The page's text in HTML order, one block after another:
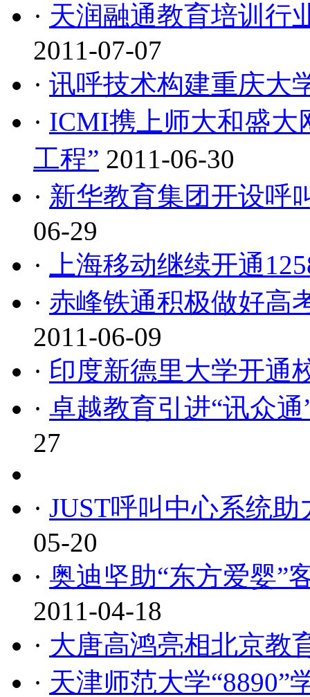
· 天润融通教育培训行
2011-07-07
· 讯呼技术构建重庆大
· ICMI携上师大和盛大
工程” 2011-06-30
· 新华教育集团开设呼
06-29
·
上海移动继续开通
· 赤峰铁通积极做好高
2011-06-09
· 印度新德里大学开通
· 卓越教育引进“讯众
27
· JUST呼叫中心系统
05-20
· 奥迪坚助“东方爱婴”
2011-04-18
· 大唐高鸿亮相北京教
· 天津师范大学“8890”